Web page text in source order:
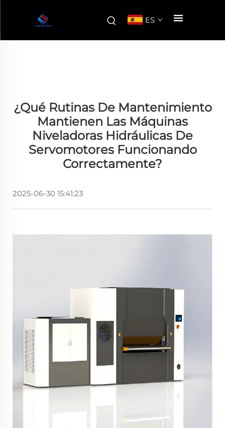
ES
¿Qué Rutinas De Mantenimiento
Mantienen Las Máquinas
Niveladoras Hidráulicas De
Servomotores Funcionando
Correctamente?
2025-06-30 15:41:23